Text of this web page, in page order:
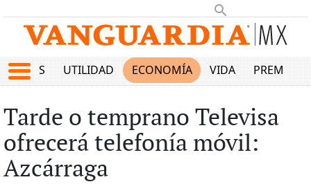
UTILIDAD ECONOMÍA VIDA PREMIUM
Tarde o temprano Televisa
ofrecerá telefonía móvil:
Azcárraga